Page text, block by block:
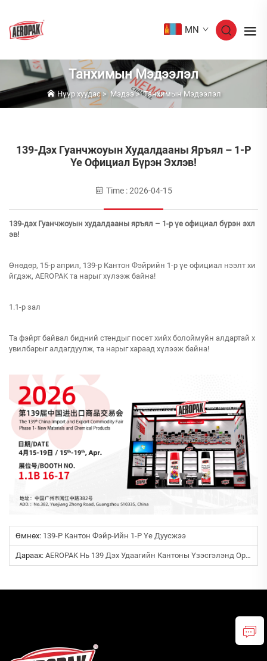
MN
Танхимын Мэдээлэл
Нүүр хуудас> Мэдээ>Танхимын Мэдээлэл
139-Дэх Гуанчжоуын Худалдааны Яръял – 1-Р
Үе Официал Бүрэн Эхлэв!
Time : 2026-04-15
139-дэх Гуанчжоуын худалдааны яръял – 1-р үе официал бүрэн эхл
эв!
Өнөдөр, 15-р април, 139-р Кантон Фэйрийн 1-р үе официал нээлт хи
йгдэж, AEROPAK та нарыг хүлээж байна!
1.1-р зал
Та фэйрт байвал бидний стендыг посет хийх болоймуйн алдартай х
увилбарыг алдагдуулж, та нарыг хараад хүлээж байна!
Өмнөх: 139-Р Кантон Фэйр-Ийн 1-Р Үе Дуусжээ
Дараах: AEROPAK Нь 139 Дэх Удаагийн Кантоны Үзэсгэлэнд Оролцоно - Гуанжоуд Уулзацгаая!